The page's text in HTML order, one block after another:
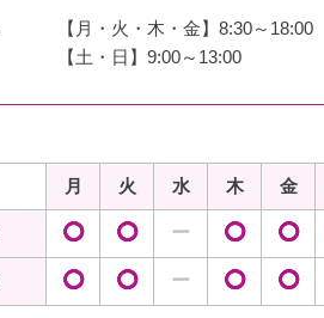
【月・火・木・金】8:30～18:00
【土・日】9:00～13:00
月 火 水 木 金
◯ ◯ ー ◯ ◯
◯ ◯ ー ◯ ◯